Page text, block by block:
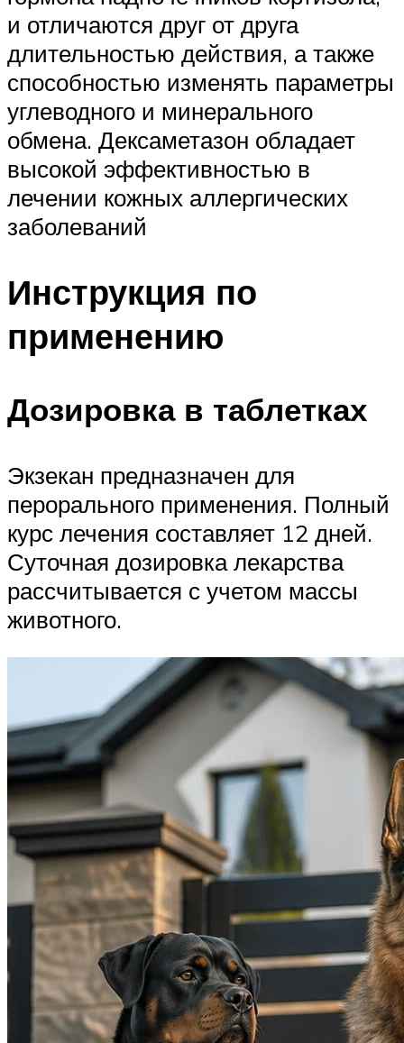
и отличаются друг от друга
длительностью действия, а также
способностью изменять параметры
углеводного и минерального
обмена. Дексаметазон обладает
высокой эффективностью в
лечении кожных аллергических
заболеваний
Инструкция по
применению
Дозировка в таблетках
Экзекан предназначен для
перорального применения. Полный
курс лечения составляет 12 дней.
Суточная дозировка лекарства
рассчитывается с учетом массы
животного.